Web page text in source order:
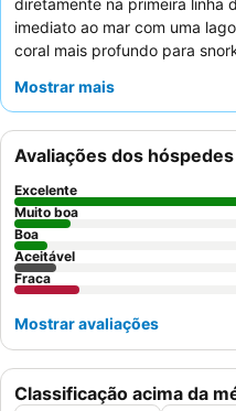
diretamente na primeira linha
imediato ao mar com uma
coral mais profundo para
proporcionando diversão para
atenciosos
, com destaques
pequeno-almoço e os
organizados pela equipa de
experiência, considere um
a piscina
Mostrar mais
Classificação acima da
Avaliações dos hóspedes
Excelente
Muito boa
Boa
Aceitável
Fraca
Mostrar avaliações